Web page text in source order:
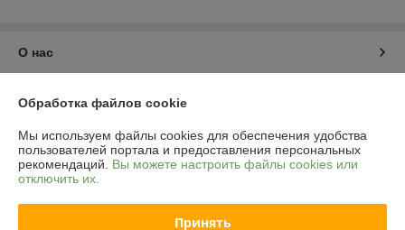
О нас
Контакты
Доставка и оплата
График работы
Обработка файлов cookie
Мы используем файлы cookies для обеспечения удобства
пользователей портала и предоставления персональных
рекомендаций. Вы можете настроить файлы cookies или
отключить их.
Принять